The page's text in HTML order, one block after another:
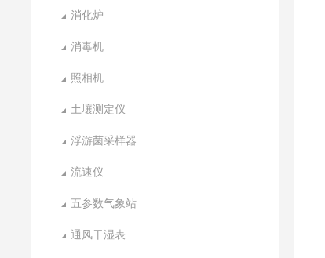
消化炉
消毒机
照相机
土壤测定仪
浮游菌采样器
流速仪
五参数气象站
通风干湿表